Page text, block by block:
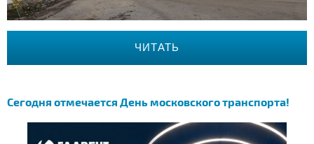
ЧИТАТЬ
Сегодня отмечается День московского транспорта!